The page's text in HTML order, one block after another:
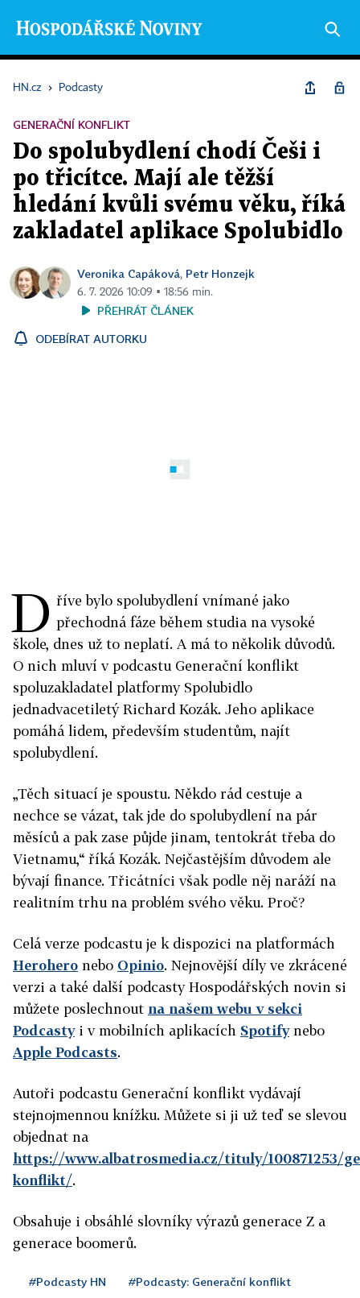
HN.cz › Podcasty
GENERAČNÍ KONFLIKT
Do spolubydlení chodí Češi i
po třicítce. Mají ale těžší
hledání kvůli svému věku, říká
zakladatel aplikace Spolubidlo
Veronika Capáková, Petr Honzejk
6. 7. 2026 10:09 ▪ 18:56 min.
PŘEHRÁT ČLÁNEK
ODEBÍRAT AUTORKU
D říve bylo spolubydlení vnímané jako
přechodná fáze během studia na vysoké
škole, dnes už to neplatí. A má to několik důvodů.
O nich mluví v podcastu Generační konflikt
spoluzakladatel platformy Spolubidlo
jednadvacetiletý Richard Kozák. Jeho aplikace
pomáhá lidem, především studentům, najít
spolubydlení.
„Těch situací je spoustu. Někdo rád cestuje a
nechce se vázat, tak jde do spolubydlení na pár
měsíců a pak zase půjde jinam, tentokrát třeba do
Vietnamu,“ říká Kozák. Nejčastějším důvodem ale
bývají finance. Třicátníci však podle něj naráží na
realitním trhu na problém svého věku. Proč?
Celá verze podcastu je k dispozici na platformách
Herohero nebo Opinio. Nejnovější díly ve zkrácené
verzi a také další podcasty Hospodářských novin si
můžete poslechnout na našemwebu v sekci
Podcastyi v mobilních aplikacích Spotifynebo
Apple Podcasts.
Autoři podcastu Generační konflikt vydávají
stejnojmennou knížku. Můžete si ji už teď se slevou
objednat na
https://www.albatrosmedia.cz/tituly/100871253/
konflikt/.
Obsahuje i obsáhlé slovníky výrazů generace Z a
generace boomerů.
#Podcasty HN #Podcasty: Generační konflikt